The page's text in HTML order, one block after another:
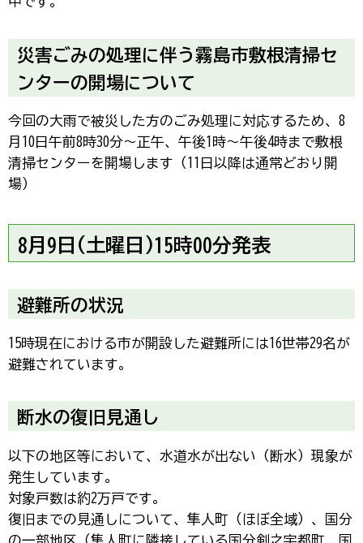
災害ごみの処理に伴う霧島市敷根清掃セ
ンターの開場について
今回の大雨で被災した方のごみ処理に対応するため、8
月10日午前8時30分～正午、午後1時～午後4時まで敷根
清掃センターを開場します（11日以降は通常どおり開
場）
8月9日(土曜日)15時00分発表
避難所の状況
15時現在における市が開設した避難所には16世帯29名が
避難されています。
断水の復旧見通し
以下の地区等において、水道水が出ない（断水）現象が
発生しています。
対象戸数は約2万戸です。
復旧までの見通しについて、隼人町（ほぼ全域）、国分
の一部地区（隼人町に隣接している国分剣之宇都町、国